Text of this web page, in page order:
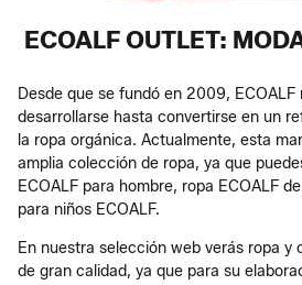
ECOALF OUTLET:
Desde que se fundó en 2009, ECOALF
desarrollarse hasta convertirse en un
la ropa orgánica. Actualmente, esta
amplia colección de ropa, ya que
ECOALF para hombre, ropa ECOALF
para niños ECOALF.
En nuestra selección web verás ropa y
de gran calidad, ya que para su